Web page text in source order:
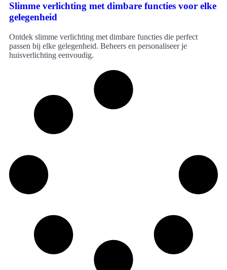
Slimme verlichting met dimbare functies voor elke
gelegenheid
Ontdek slimme verlichting met dimbare functies die perfect
passen bij elke gelegenheid. Beheers en personaliseer je
huisverlichting eenvoudig.